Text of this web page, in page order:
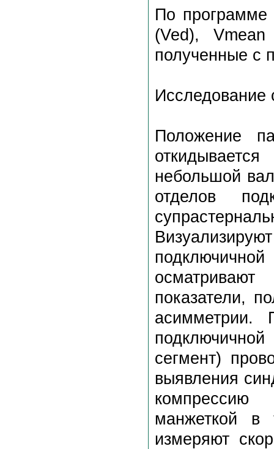
По программе
(Ved),
полученные с
Исследование
Положение
небольшой
отделов
показатели,
асимметрии.
сегмент)
выявления
компрессию
манжеткой в
измеряют